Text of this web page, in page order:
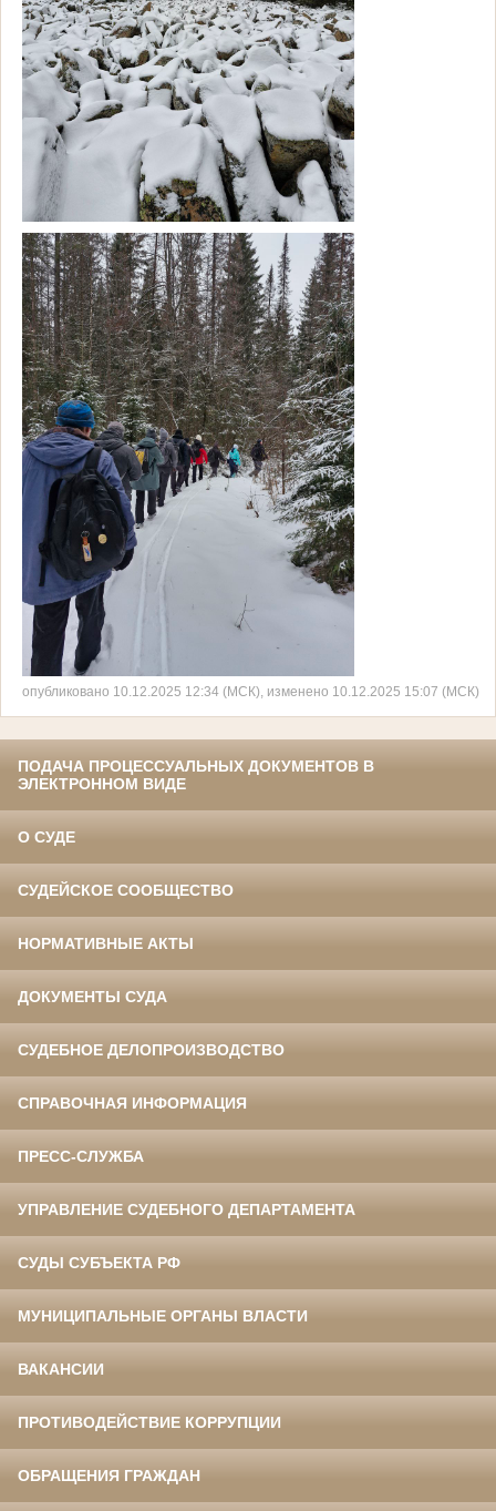
опубликовано 10.12.2025 12:34 (МСК), изменено 10.12.2025 15:07 (МСК)
ПОДАЧА ПРОЦЕССУАЛЬНЫХ ДОКУМЕНТОВ В
ЭЛЕКТРОННОМ ВИДЕ
О СУДЕ
СУДЕЙСКОЕ СООБЩЕСТВО
НОРМАТИВНЫЕ АКТЫ
ДОКУМЕНТЫ СУДА
СУДЕБНОЕ ДЕЛОПРОИЗВОДСТВО
СПРАВОЧНАЯ ИНФОРМАЦИЯ
ПРЕСС-СЛУЖБА
УПРАВЛЕНИЕ СУДЕБНОГО ДЕПАРТАМЕНТА
СУДЫ СУБЪЕКТА РФ
МУНИЦИПАЛЬНЫЕ ОРГАНЫ ВЛАСТИ
ВАКАНСИИ
ПРОТИВОДЕЙСТВИЕ КОРРУПЦИИ
ОБРАЩЕНИЯ ГРАЖДАН